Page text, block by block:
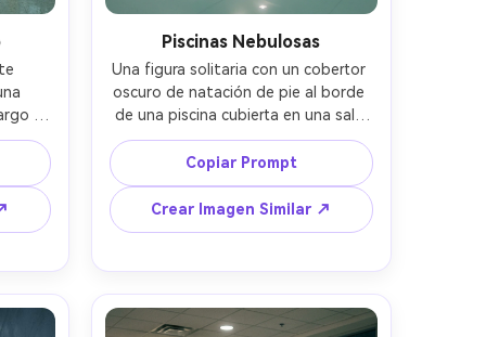
f/2.8,
Piscinas Nebulosas
Una figura solitaria con un cobertor
oscuro de natación de pie al borde
de una piscina cubierta en una sala
enorme y vacía, agua turquesa
pálida, paredes de azulejos, niebla
espesa sobre la superficie, luces de
techo difuminadas en halos, silencio
y aislamiento, capturada con Sony
regla de tercios, gradación de niebla
de bajo contraste, reflejos
fotorrealistas y textura del agua,
Copiar Prompt
Crear Imagen Similar ↗